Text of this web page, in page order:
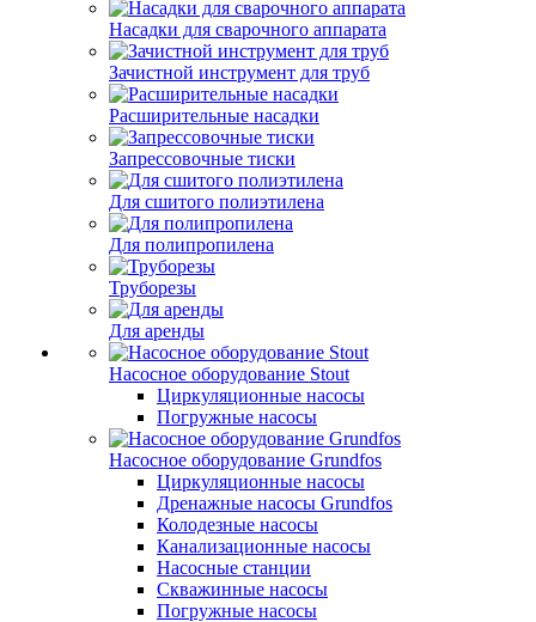
Насадки для сварочного аппарата
Зачистной инструмент для труб
Расширительные насадки
Запрессовочные тиски
Для сшитого полиэтилена
Для полипропилена
Труборезы
Для аренды
Насосное оборудование Stout
Циркуляционные насосы
Погружные насосы
Насосное оборудование Grundfos
Циркуляционные насосы
Дренажные насосы Grundfos
Колодезные насосы
Канализационные насосы
Насосные станции
Скважинные насосы
Погружные насосы